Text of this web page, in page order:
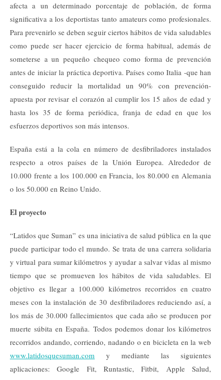
afecta a un determinado porcentaje de población, de forma
significativa a los deportistas tanto amateurs como profesionales.
Para prevenirlo se deben seguir ciertos hábitos de vida saludables
como puede ser hacer ejercicio de forma habitual, además de
someterse a un pequeño chequeo como forma de prevención
antes de iniciar la práctica deportiva. Países como Italia -que han
conseguido reducir la mortalidad un 90% con prevención-
apuesta por revisar el corazón al cumplir los 15 años de edad y
hasta los 35 de forma periódica, franja de edad en que los
esfuerzos deportivos son más intensos.
España está a la cola en número de desfibriladores instalados
respecto a otros países de la Unión Europea. Alrededor de
10.000 frente a los 100.000 en Francia, los 80.000 en Alemania
o los 50.000 en Reino Unido.
El proyecto
“Latidos que Suman” es una iniciativa de salud pública en la que
puede participar todo el mundo. Se trata de una carrera solidaria
y virtual para sumar kilómetros y ayudar a salvar vidas al mismo
tiempo que se promueven los hábitos de vida saludables. El
objetivo es llegar a 100.000 kilómetros recorridos en cuatro
meses con la instalación de 30 desfibriladores reduciendo así, a
los más de 30.000 fallecimientos que cada año se producen por
muerte súbita en España. Todos podemos donar los kilómetros
recorridos andando, corriendo, nadando o en bicicleta en la web
www.latidosquesuman.com y mediante las siguientes
aplicaciones: Google Fit, Runtastic, Fitbit, Apple Salud,